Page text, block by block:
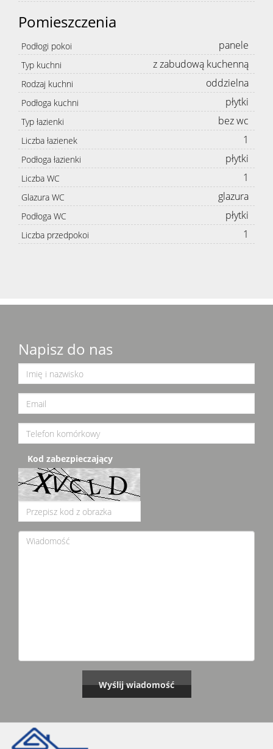
Pomieszczenia
Podłogi pokoi panele
Typ kuchni z zabudową kuchenną
Rodzaj kuchni oddzielna
Podłoga kuchni płytki
Typ łazienki bez wc
Liczba łazienek 1
Podłoga łazienki płytki
Liczba WC 1
Glazura WC glazura
Podłoga WC płytki
Liczba przedpokoi 1
Napisz do nas
Kod zabezpieczający